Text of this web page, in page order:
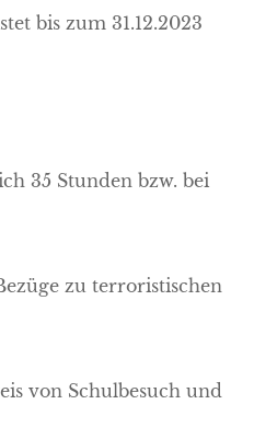
bis zum 31.12.2023
35 Stunden bzw. bei
zu terroristischen
von Schulbesuch und